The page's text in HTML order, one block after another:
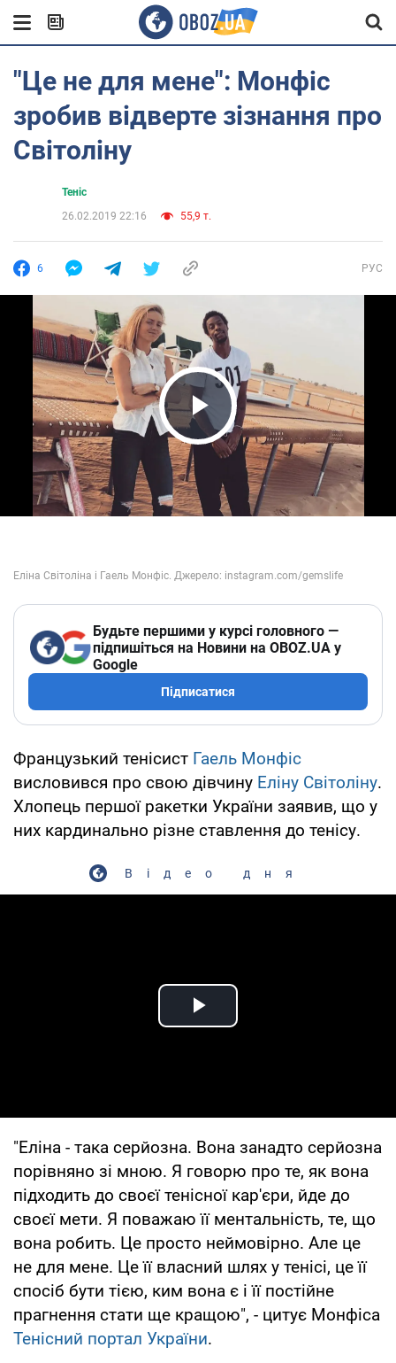
"Це не для мене": Монфіс
зробив відверте зізнання про
Світоліну
Теніс
26.02.2019 22:16
55,9 т.
6 РУС
Play Video
Будьте першими у курсі головного —
підпишіться на Новини на OBOZ.UA у
Google
Підписатися
Французький тенісист Гаель Монфіс
висловився про свою дівчину Еліну Світоліну.
Хлопець першої ракетки України заявив, що у
них кардинально різне ставлення до тенісу.
Відео дня
Play Video
"Еліна - така серйозна. Вона занадто серйозна
порівняно зі мною. Я говорю про те, як вона
підходить до своєї тенісної кар'єри, йде до
своєї мети. Я поважаю її ментальність, те, що
вона робить. Це просто неймовірно. Але це
не для мене. Це її власний шлях у тенісі, це її
спосіб бути тією, ким вона є і її постійне
прагнення стати ще кращою", - цитує Монфіса
Тенісний портал України.